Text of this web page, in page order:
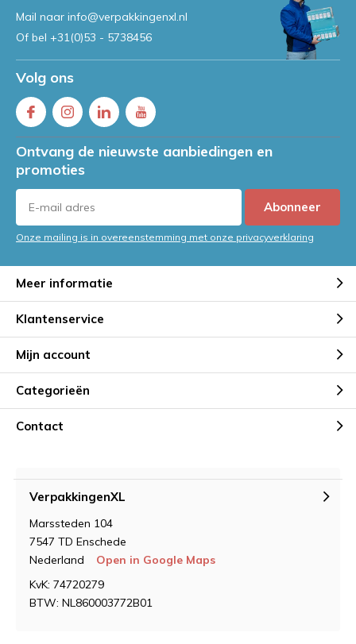
Mail naar info@verpakkingenxl.nl
Of bel +31(0)53 - 5738456
Volg ons
Ontvang de nieuwste aanbiedingen en
promoties
Abonneer
Onze mailing is in overeenstemming met onze privacyverklaring
Meer informatie
Klantenservice
Mijn account
Categorieën
Contact
VerpakkingenXL
Marssteden 104
7547 TD Enschede
Nederland
Open in Google Maps
KvK: 74720279
BTW: NL860003772B01